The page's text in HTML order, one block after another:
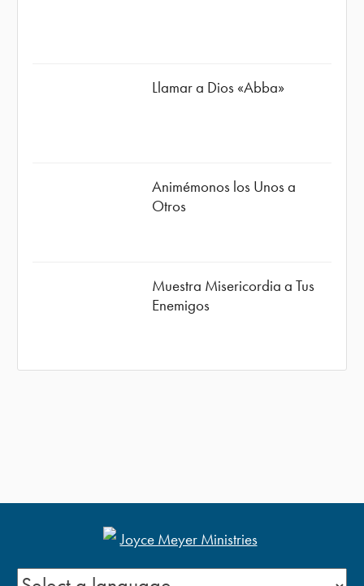
Llamar a Dios «Abba»
Animémonos los Unos a
Otros
Muestra Misericordia a Tus
Enemigos